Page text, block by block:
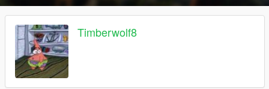
Timberwolf8